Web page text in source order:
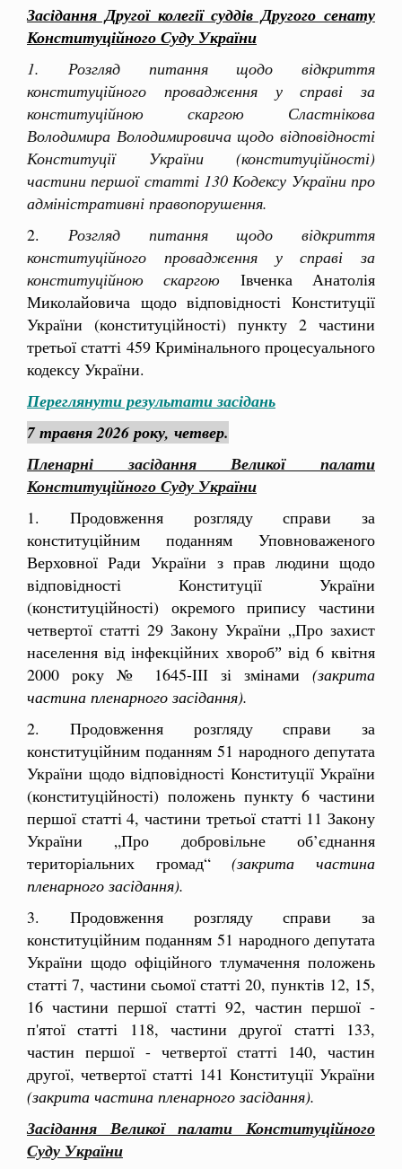
Засідання Другої колегії суддів Другого сенату
Конституційного Суду України
1. Розгляд питання щодо відкриття
конституційного провадження у справі за
конституційною скаргою Сластнікова
Володимира Володимировича щодо відповідності
Конституції України (конституційності)
частини першої статті 130 Кодексу України про
адміністративні правопорушення.
2. Розгляд питання щодо відкриття
конституційного провадження у справі за
конституційною скаргою Івченка Анатолія
Миколайовича щодо відповідності Конституції
України (конституційності) пункту 2 частини
третьої статті 459 Кримінального процесуального
кодексу України.
Переглянути результати засідань
7 травня 2026 року, четвер.
Пленарні засідання Великої палати
Конституційного Суду України
1. Продовження розгляду справи за
конституційним поданням Уповноваженого
Верховної Ради України з прав людини щодо
відповідності Конституції України
(конституційності) окремого припису частини
четвертої статті 29 Закону України „Про захист
населення від інфекційних хворобˮ від 6 квітня
2000 року № 1645-ІІІ зі змінами (закрита
частина пленарного засідання).
2. Продовження розгляду справи за
конституційним поданням 51 народного депутата
України щодо відповідності Конституції України
(конституційності) положень пункту 6 частини
першої статті 4, частини третьої статті 11 Закону
України „Про добровільне об’єднання
територіальних громад“(закрита частина
пленарного засідання).
3. Продовження розгляду справи за
конституційним поданням 51 народного депутата
України щодо офіційного тлумачення положень
статті 7, частини сьомої статті 20, пунктів 12, 15,
16 частини першої статті 92, частин першої -
п'ятої статті 118, частини другої статті 133,
частин першої - четвертої статті 140, частин
другої, четвертої статті 141 Конституції України
(закрита частина пленарного засідання).
Засідання Великої палати Конституційного
Суду України